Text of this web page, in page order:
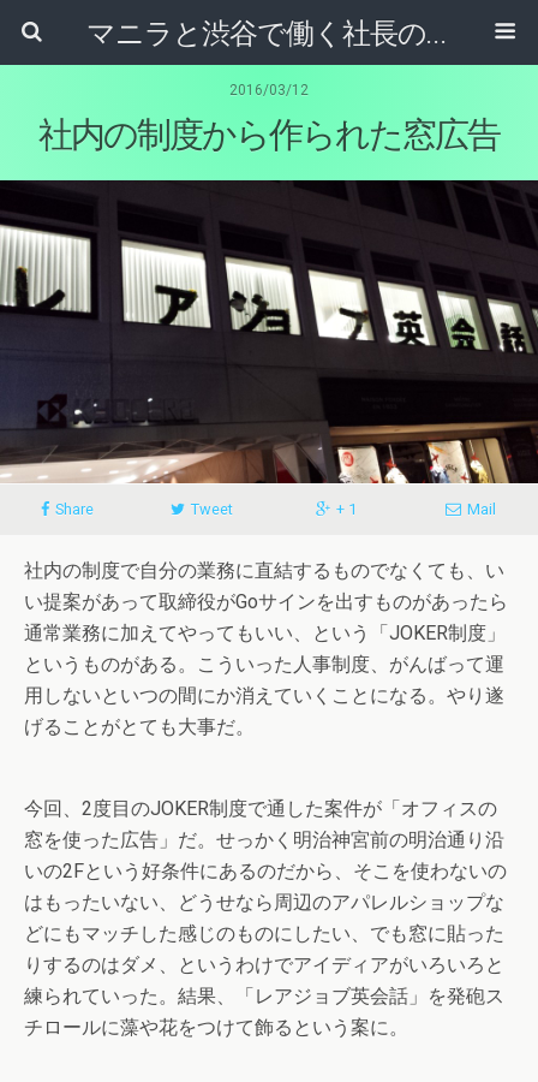
マニラと渋谷で働く社長のブログ
2016/03/12
社内の制度から作られた窓広告
Share Tweet + 1 Mail
社内の制度で自分の業務に直結するものでなくても、い
い提案があって取締役がGoサインを出すものがあったら
通常業務に加えてやってもいい、という「JOKER制度」
というものがある。こういった人事制度、がんばって運
用しないといつの間にか消えていくことになる。やり遂
げることがとても大事だ。
今回、2度目のJOKER制度で通した案件が「オフィスの
窓を使った広告」だ。せっかく明治神宮前の明治通り沿
いの2Fという好条件にあるのだから、そこを使わないの
はもったいない、どうせなら周辺のアパレルショップな
どにもマッチした感じのものにしたい、でも窓に貼った
りするのはダメ、というわけでアイディアがいろいろと
練られていった。結果、「レアジョブ英会話」を発砲ス
チロールに藻や花をつけて飾るという案に。